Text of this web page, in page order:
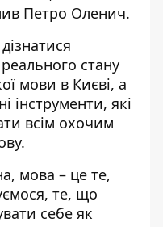
Петро Оленич.
стану
мови в Києві, а
інструменти, які
всім охочим
мова – це те,
те, що
себе як